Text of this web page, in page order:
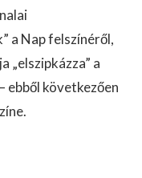
a Nap felszínéről,
„elszipkázza” a
ebből következően